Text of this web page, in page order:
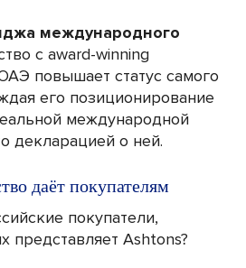
международного
с award-winning
повышает статус самого
его позиционирование
международной
декларацией о ней.
даёт покупателям
покупатели,
представляет Ashtons?